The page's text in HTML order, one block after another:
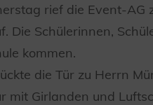
rief die Event-AG
Die Schülerinnen,
kommen.
die Tür zu Herrn
mit Girlanden und